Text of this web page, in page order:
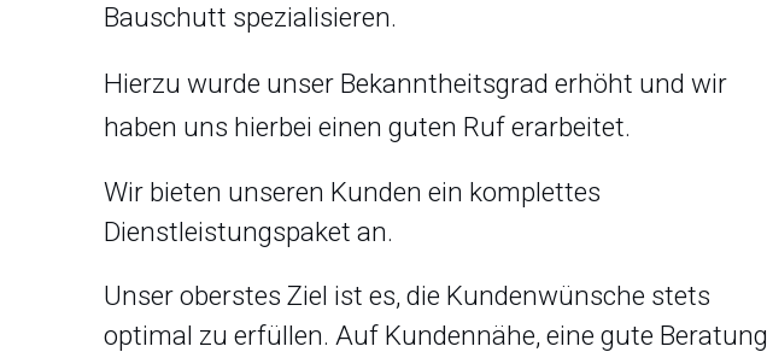
Bauschutt spezialisieren.
Hierzu wurde unser Bekanntheitsgrad erhöht und wir
haben uns hierbei einen guten Ruf erarbeitet.
Wir bieten unseren Kunden ein komplettes
Dienstleistungspaket an.
Unser oberstes Ziel ist es, die Kundenwünsche stets
optimal zu erfüllen. Auf Kundennähe, eine gute Beratung